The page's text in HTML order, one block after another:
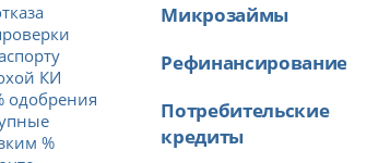
КИ
одобрения
%
Микрозаймы
Рефинансирование
Потребительские
кредиты